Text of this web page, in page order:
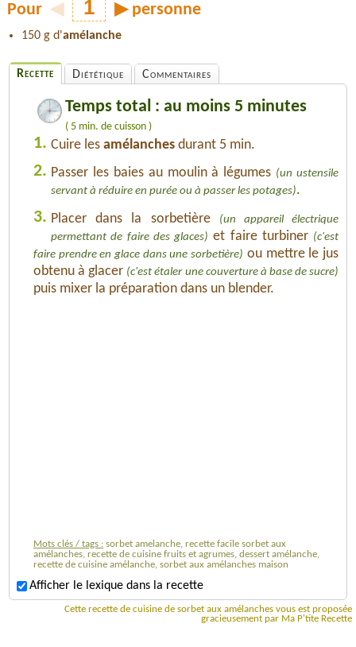
Pour ◀ ▶ personne
150 g d'amélanche
Recette Diététique Commentaires
Temps total : au moins 5 minutes
( 5 min. de cuisson )
1. Cuire les amélanches durant 5 min.
2. Passer les baies au moulin à légumes (un ustensile
servant à réduire en purée ou à passer les potages).
3. Placer dans la sorbetière
(un appareil électrique
permettant de faire des glaces) et faire turbiner (c'est
faire prendre en glace dans une sorbetière) ou mettre le jus
obtenu à glacer (c'est étaler une couverture à base de sucre)
puis mixer la préparation dans un blender.
Mots clés / tags : sorbet amelanche, recette facile sorbet aux
amélanches, recette de cuisine fruits et agrumes, dessert amélanche,
recette de cuisine amélanche, sorbet aux amélanches maison
Afficher le lexique dans la recette
Cette recette de cuisine de sorbet aux amélanches vous est proposée
gracieusement par Ma P'tite Recette